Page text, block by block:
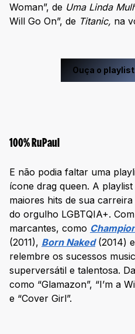
Woman”, de Uma Linda
Will Go On”, de Titanic, na
Ouça o
100% RuPaul
E não podia faltar uma
ícone drag queen. A
maiores hits de sua
do orgulho LGBTQIA+.
marcantes, como
(2011), Born Naked (2014) e
relembre os sucessos
superversátil e talentosa.
como “Glamazon”, “I’m a
e “Cover Girl”.